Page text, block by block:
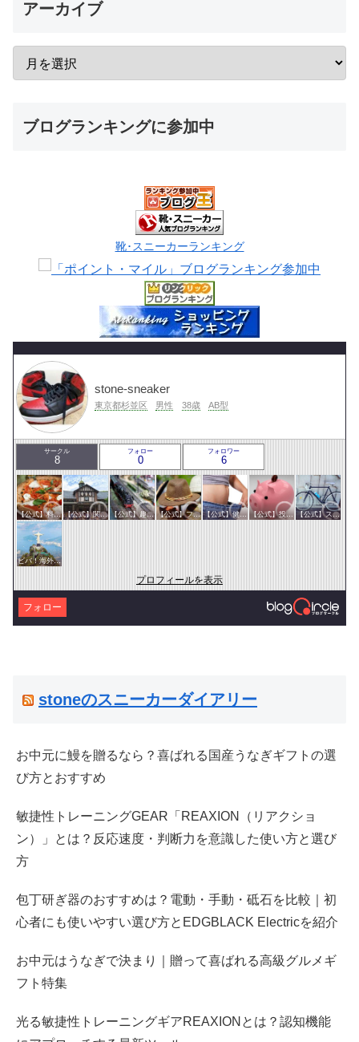
アーカイブ
ブログランキングに参加中
靴･スニーカーランキング
stone-sneaker
東京都杉並区 男性 38歳 AB型
サークル
8
フォロー
0
フォロワー
6
【公式】料理・グルメサークル 【公式】関東サークル 【公式】趣味サークル 【公式】ファッション・美容サークル 【公式】健康・医療サークル 【公式】投資・マネーサークル 【公式】スポーツ・アウトドアサークル
ビバ！海外生活
プロフィールを表示
フォロー
stoneのスニーカーダイアリー
お中元に鰻を贈るなら？喜ばれる国産うなぎギフトの選
び方とおすすめ
敏捷性トレーニングGEAR「REAXION（リアクショ
ン）」とは？反応速度・判断力を意識した使い方と選び
方
包丁研ぎ器のおすすめは？電動・手動・砥石を比較｜初
心者にも使いやすい選び方とEDGBLACK Electricを紹介
お中元はうなぎで決まり｜贈って喜ばれる高級グルメギ
フト特集
光る敏捷性トレーニングギアREAXIONとは？認知機能